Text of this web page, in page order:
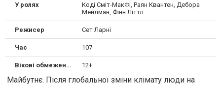
У ролях
Коді Сміт-МакФі, Раян Квантен, Дебора
Мейлман, Фінн Літтл
Режисер Сет Ларні
Час 107
Вікові обмеження 12+
Майбутнє. Після глобальної зміни клімату люди на